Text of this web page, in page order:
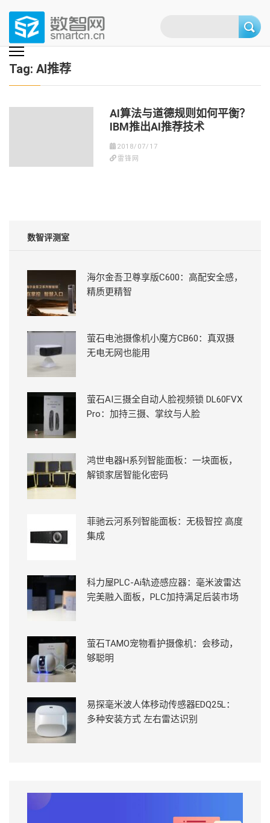
content
(Press
enter)
数智网
智能家居第一资讯门户 | 智能家居系统，智能家居产品，智能家居解决方
案，智能家居技术应用，智能家居行业观点，智能家居项目案例
Tag: AI推荐
AI算法与道德规则如何平衡？
IBM推出AI推荐技术
2018/07/17
雷锋网
数智评测室
海尔金吾卫尊享版C600：高配安全感，
精质更精智
萤石电池摄像机小魔方CB60：真双摄
无电无网也能用
萤石AI三摄全自动人脸视频锁 DL60FVX
Pro：加持三摄、掌纹与人脸
鸿世电器H系列智能面板：一块面板，
解锁家居智能化密码
菲驰云河系列智能面板：无极智控 高度
集成
科力屋PLC-Ai轨迹感应器：毫米波雷达
完美融入面板，PLC加持满足后装市场
萤石TAMO宠物看护摄像机：会移动，
够聪明
易探毫米波人体移动传感器EDQ25L：
多种安装方式 左右雷达识别